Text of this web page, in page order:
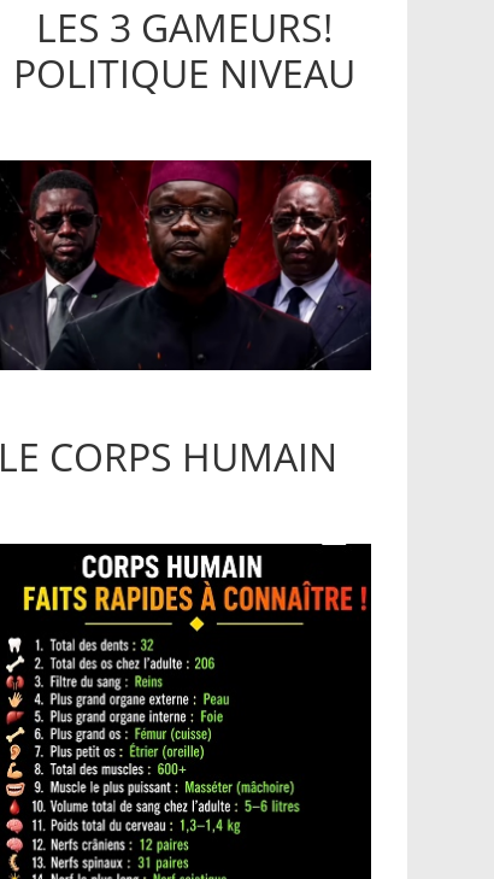
LES 3 GAMEURS!
POLITIQUE NIVEAU
LE CORPS HUMAIN